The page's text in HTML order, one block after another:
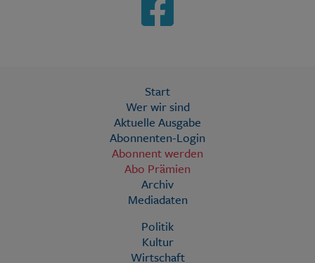
Start
Wer wir sind
Aktuelle Ausgabe
Abonnenten-Login
Abonnent werden
Abo Prämien
Archiv
Mediadaten
Politik
Kultur
Wirtschaft